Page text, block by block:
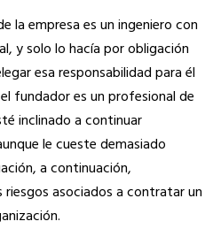
la empresa es un ingeniero con
y solo lo hacía por obligación
esa responsabilidad para él
fundador es un profesional de
inclinado a continuar
le cueste demasiado
a continuación,
riesgos asociados a contratar un